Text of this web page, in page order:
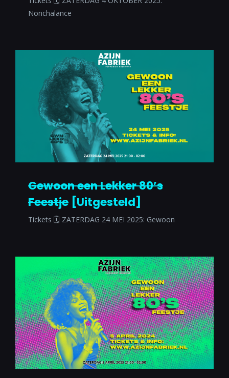
Nonchalance
Gewoon een Lekker 80’s
Feestje [Uitgesteld]
Tickets 🗓 ZATERDAG 24 MEI 2025: Gewoon